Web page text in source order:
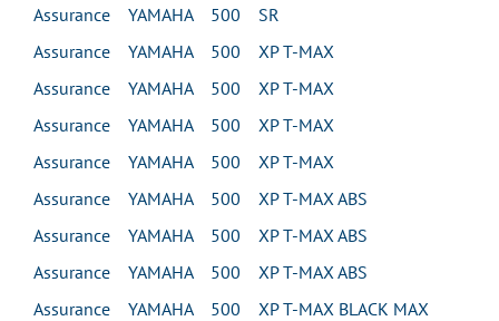
Assurance YAMAHA 500 SR
Assurance YAMAHA 500 XP T-MAX
Assurance YAMAHA 500 XP T-MAX
Assurance YAMAHA 500 XP T-MAX
Assurance YAMAHA 500 XP T-MAX
Assurance YAMAHA 500 XP T-MAX ABS
Assurance YAMAHA 500 XP T-MAX ABS
Assurance YAMAHA 500 XP T-MAX ABS
Assurance YAMAHA 500 XP T-MAX BLACK MAX